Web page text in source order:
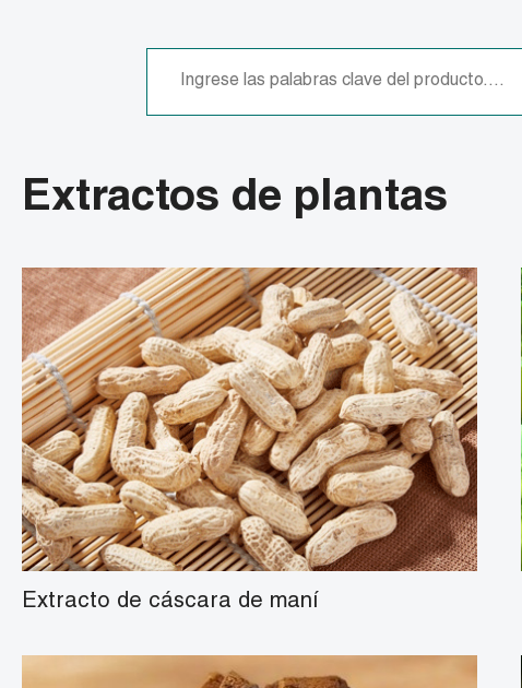
Extractos de plantas
Extracto de cáscara de maní